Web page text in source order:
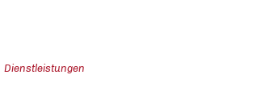
Dienstleistungen